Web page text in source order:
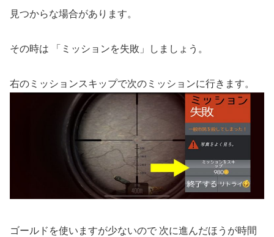
見つからな場合があります。
その時は 「ミッションを失敗」しましょう。
右のミッションスキップで次のミッションに行きます。
ゴールドを使いますが少ないので 次に進んだほうが時間